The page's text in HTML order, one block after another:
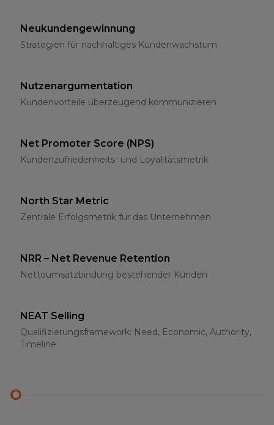
Neukundengewinnung
Strategien für nachhaltiges Kundenwachstum
Nutzenargumentation
Kundenvorteile überzeugend kommunizieren
Net Promoter Score (NPS)
Kundenzufriedenheits- und Loyalitätsmetrik
North Star Metric
Zentrale Erfolgsmetrik für das Unternehmen
NRR – Net Revenue Retention
Nettoumsatzbindung bestehender Kunden
NEAT Selling
Qualifizierungsframework: Need, Economic, Authority,
Timeline
O